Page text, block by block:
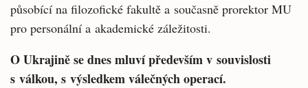
působící na filozofické fakultě a současně prorektor MU
pro personální a akademické záležitosti.
O Ukrajině se dnes mluví především v souvislosti
s válkou, s výsledkem válečných operací.